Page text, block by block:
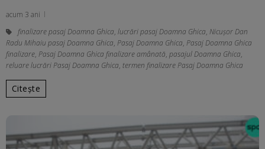
acum 3 ani
finalizare pasaj Doamna Ghica, lucrări pasaj Doamna Ghica, Nicușor Dan
Radu Mihaiu pasaj Doamna Ghica, Pasaj Doamna Ghica, Pasaj Doamna Ghica
finalizare, Pasaj Doamna Ghica finalizare amânată, pasajul Doamna Ghica,
reluare lucrări Pasaj Doamna Ghica, termen finalizare Pasaj Doamna Ghica
Citește